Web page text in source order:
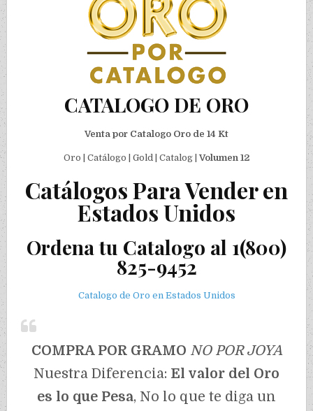
CATALOGO DE ORO
Venta por Catalogo Oro de 14 Kt
Oro | Catálogo | Gold | Catalog |Volumen 12
Catálogos Para Vender en
Estados Unidos
Ordena tu Catalogo al 1(800)
825-9452
Catalogo de Oro en Estados Unidos
COMPRA POR GRAMO NO POR JOYA
Nuestra Diferencia: El valor del Oro
es lo que Pesa, No lo que te diga un